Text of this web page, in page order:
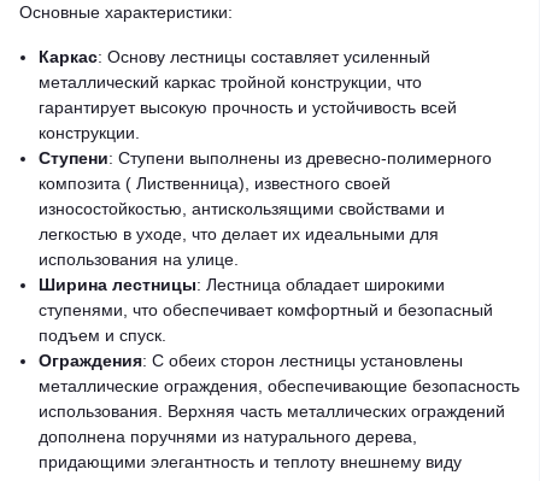
Основные характеристики:
Каркас: Основу лестницы составляет усиленный
металлический каркас тройной конструкции, что
гарантирует высокую прочность и устойчивость всей
конструкции.
Ступени: Ступени выполнены из древесно-полимерного
композита ( Лиственница), известного своей
износостойкостью, антискользящими свойствами и
легкостью в уходе, что делает их идеальными для
использования на улице.
Ширина лестницы: Лестница обладает широкими
ступенями, что обеспечивает комфортный и безопасный
подъем и спуск.
Ограждения: С обеих сторон лестницы установлены
металлические ограждения, обеспечивающие безопасность
использования. Верхняя часть металлических ограждений
дополнена поручнями из натурального дерева,
придающими элегантность и теплоту внешнему виду